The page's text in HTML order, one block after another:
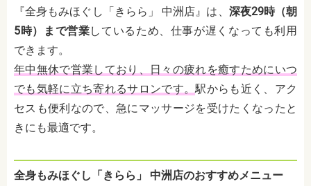
『全身もみほぐし「きらら」 中洲店』は、 深夜29時（朝
5時）まで営業しているため、仕事が遅くなっても利用
できます。
年中無休で営業しており、日々の疲れを癒すためにいつ
でも気軽に立ち寄れるサロンです。駅からも近く、アク
セスも便利なので、急にマッサージを受けたくなったと
きにも最適です。
全身もみほぐし「きらら」 中洲店のおすすめメニュー